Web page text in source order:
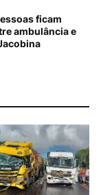
ficam
ambulância e